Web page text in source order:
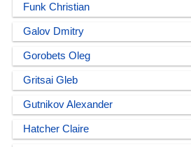
Funk Christian
Galov Dmitry
Gorobets Oleg
Gritsai Gleb
Gutnikov Alexander
Hatcher Claire